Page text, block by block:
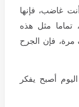
غاضب، فإنها
تماما مثل هذه
فإن الجرح
أصبح يفكر